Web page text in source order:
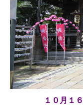
１０月１